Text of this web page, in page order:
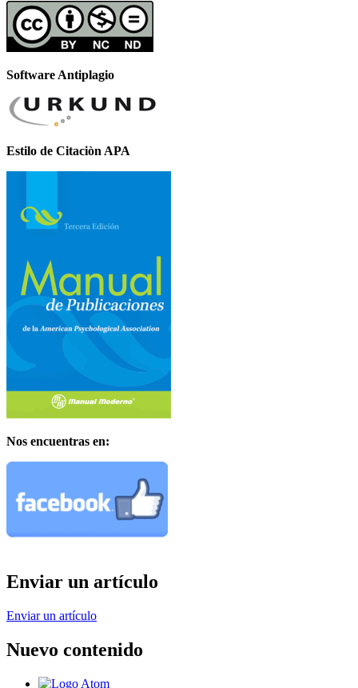
Software Antiplagio
Estilo de Citaciòn APA
Nos encuentras en:
Enviar un artículo
Enviar un artículo
Nuevo contenido